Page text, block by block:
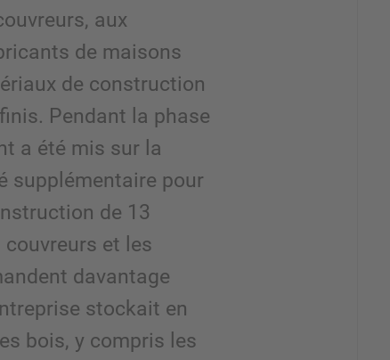
aux
de maisons
de construction
Pendant la phase
a été mis sur la
supplémentaire pour
de 13
et les
davantage
stockait en
bois, y compris les